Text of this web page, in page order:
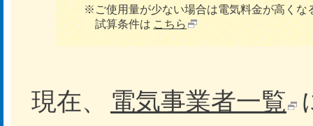
※ご使用量が少ない場合は電気料金が高くな
試算条件は こちら
現在、 電気事業者一覧